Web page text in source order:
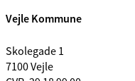
Vejle Kommune
Skolegade 1
7100 Vejle